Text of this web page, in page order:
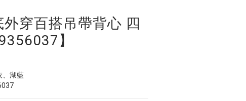
外穿百搭吊帶背心 四
】
、湖藍